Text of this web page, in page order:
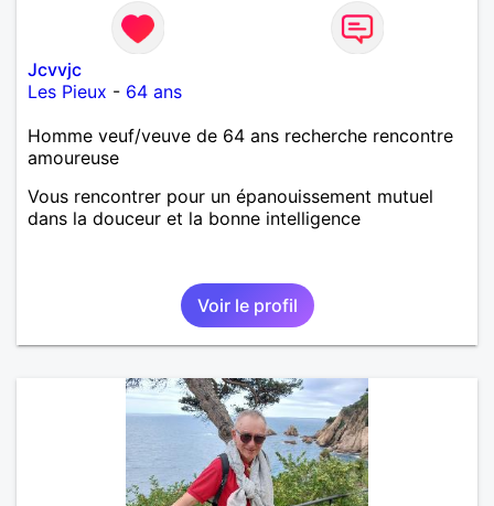
Jcvvjc
Les Pieux - 64 ans
Homme veuf/veuve de 64 ans recherche rencontre
amoureuse
Vous rencontrer pour un épanouissement mutuel
dans la douceur et la bonne intelligence
Voir le profil